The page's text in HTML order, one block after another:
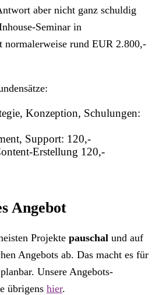
aber nicht ganz schuldig
Seminar in
normalerweise rund EUR 2.800,-
Konzeption, Schulungen:
Support: 120,-
Erstellung 120,-
Angebot
Projekte pauschal und auf
Angebots ab. Das macht es für
Unsere Angebots-
übrigens hier.